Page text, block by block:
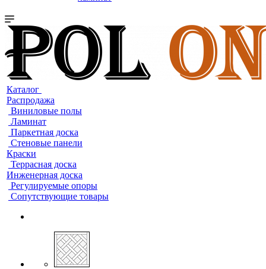
Каталог
Распродажа
Виниловые полы
Ламинат
Паркетная доска
Стеновые панели
Краски
Террасная доска
Инженерная доска
Регулируемые опоры
Сопутствующие товары